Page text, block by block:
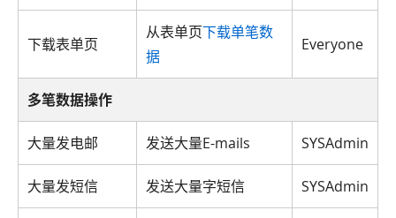
下载表单页
从表单页下载单笔数
据
Everyone
多笔数据操作
大量发电邮 发送大量E-mails SYSAdmin
大量发短信 发送大量字短信 SYSAdmin